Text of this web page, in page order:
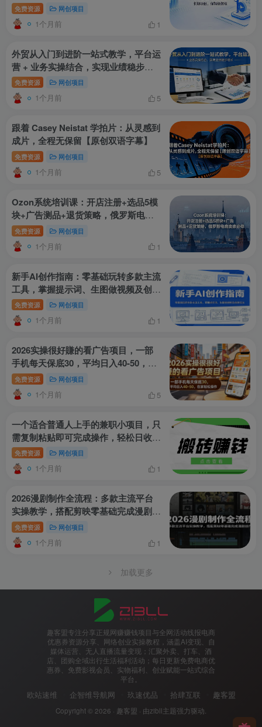
免费资源 网创项目
1个月前 1
外贸从入门到进阶一站式教学，平台运
营 + 业务实操结合，实现业绩稳步增
长
免费资源 网创项目
1个月前 5
跟着 Casey Neistat 学拍片：从灵感到
成片，全程无保留【原创双语字幕】
免费资源 网创项目
1个月前 5
Ozon系统培训课：开店注册+选品5模
块+广告测品+退货策略，俄罗斯电商
卖家必修
免费资源 网创项目
1个月前 1
新手AI创作指南：零基础玩转多款主流
工具，掌握提示词、生图做视频及创意
玩法
免费资源 网创项目
1个月前 1
2026实操很好賺的看广告项目，一部
手机每天保底30，平均日入40-50，在
家轻松操作【揭秘】
免费资源 网创项目
1个月前 5
一个适合普通人上手的兼职小项目，只
需复制粘贴即可完成操作，轻松日收益
30+
免费资源 网创项目
1个月前 1
2026漫剧制作全流程：多款主流平台
实操教学，搭配剪映零基础完成漫剧创
作
免费资源 网创项目
1个月前 1
加载更多
趣客盟专注分享正规网赚赚钱项目与全网活动线报电商
优惠券资源分享、网络创业实操教程，涵盖AI变现、自
媒体运营、无人直播流量变现；汇聚外卖、打车、酒
店、团购全域出行生活福利活动；每日更新免费电商优
惠券、免费影视会员、实物福利、创业赋能一站式综合
平台。
欧站速维 企智维导航网 玖速优品 拾肆互联 趣客盟
Copyright © 2026 · 趣客盟 · 由zibll主题强力驱动.